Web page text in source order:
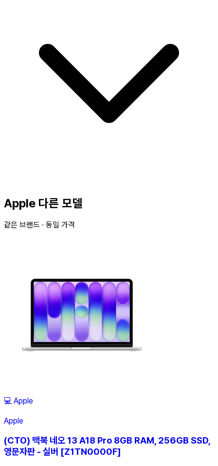
Apple 다른 모델
같은 브랜드 · 동일 가격
💻 Apple
Apple
(CTO) 맥북 네오 13 A18 Pro 8GB RAM, 256GB SSD,
영문자판 - 실버 [Z1TN0000F]